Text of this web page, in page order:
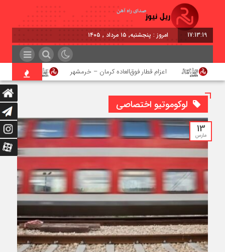
17:13:19 امروز : پنجشنبه, ۱۵ مرداد , ۱۴۰۵
اعزام قطار فوق‌العاده کرمان – خرمشهر اجرای
لوکوموتیو اختصاصی
13
مارس